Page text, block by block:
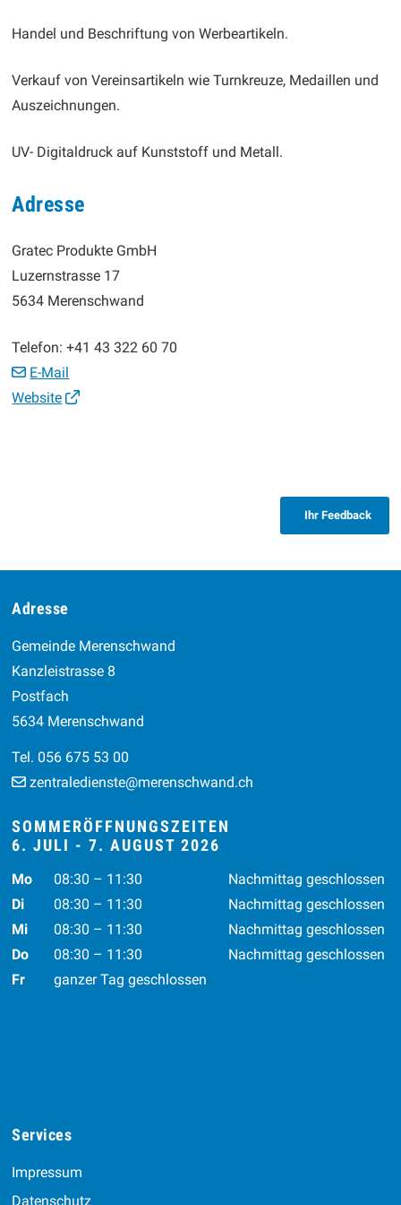
Handel und Beschriftung von Werbeartikeln.
Verkauf von Vereinsartikeln wie Turnkreuze, Medaillen und
Auszeichnungen.
UV- Digitaldruck auf Kunststoff und Metall.
Adresse
Gratec Produkte GmbH
Luzernstrasse 17
5634 Merenschwand
Telefon:+41 43 322 60 70
E-Mail
Website
Ihr Feedback
Footer
Adresse
Gemeinde Merenschwand
Kanzleistrasse 8
Postfach
5634 Merenschwand
Tel. 056 675 53 00
zentraledienste@merenschwand.ch
SOMMERÖFFNUNGSZEITEN
6. JULI - 7. AUGUST 2026
Wochentag Vormittag Nachmittag
Mo 08:30 – 11:30
Nachmittag geschlossen
Di
08:30 – 11:30
Nachmittag geschlossen
Mi
08:30 – 11:30
Nachmittag geschlossen
Do
08:30 – 11:30
Nachmittag geschlossen
Fr
ganzer Tag geschlossen
Services
Impressum
Datenschutz